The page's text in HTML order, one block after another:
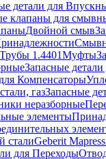
детали для
клапаны для
Двойной смыв
Трубы 1.4401Муфты
Запасные
Компенсаторы
газЗапасные
неразборные
элементы
сталиGeberit
для Переходы